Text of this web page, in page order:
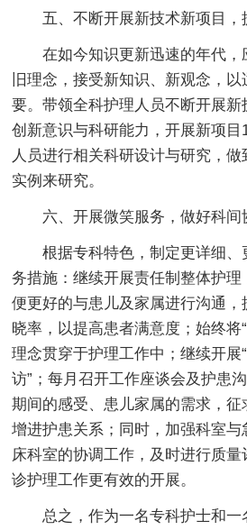
五、不断开展新技术新项目，
在如今知识更新迅速的年代，
旧理念，接受新知识、新观念，
要。带领全科护理人员不断开展
创新意识与科研能力，开展新项
人员进行相关科研设计与研究，
实例来研究。
六、开展微笑服务，做好科间
根据专科特色，制定更详细、
务措施：继续开展责任制整体护理
便更好的与患儿及家属进行沟通
晓率，以提高患者满意度；始终将
理念贯穿于护理工作中；继续开展
访”；每月召开工作座谈会及护患
期间的感受、患儿家属的需求，征
增进护患关系；同时，加强科室
床科室的协调工作，及时进行质
诊护理工作更有效的开展。
总之，作为一名专科护士和